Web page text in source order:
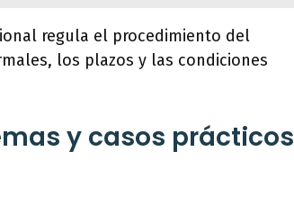
regula el procedimiento del
los plazos y las condiciones
y casos prácticos